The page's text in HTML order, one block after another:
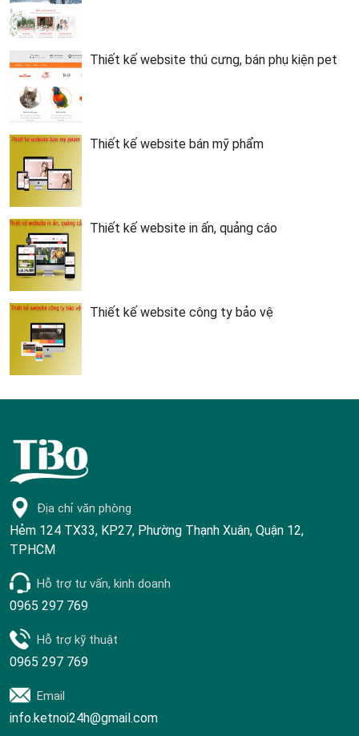
Thiết kế website thú cưng, bán phụ kiện pet
Thiết kế website bán mỹ phẩm
Thiết kế website in ấn, quảng cáo
Thiết kế website công ty bảo vệ
Địa chỉ văn phòng
Hẻm 124 TX33, KP27, Phường Thạnh Xuân, Quận 12,
TPHCM
Hỗ trợ tư vấn, kinh doanh
0965 297 769
Hỗ trợ kỹ thuật
0965 297 769
Email
info.ketnoi24h@gmail.com